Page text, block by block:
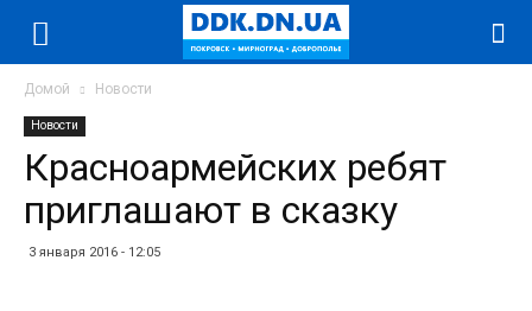
Домой Новости
Новости
Красноармейских ребят
приглашают в сказку
3 января 2016 - 12:05